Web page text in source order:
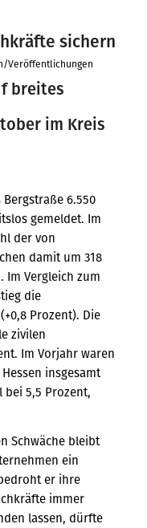
sichern
Veröffentlichungen
breites
im Kreis
6.550
gemeldet. Im
der von
damit um 318
Im Vergleich zum
die
Prozent). Die
zivilen
Im Vorjahr waren
insgesamt
5,5 Prozent,
Schwäche bleibt
ein
er ihre
immer
lassen, dürfte